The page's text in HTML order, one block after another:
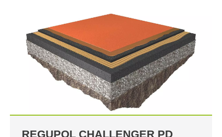
REGUPOL CHALLENGER PD